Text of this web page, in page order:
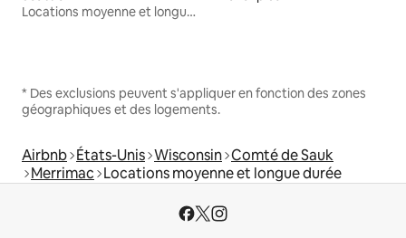
Locations moyenne et longue durée
* Des exclusions peuvent s'appliquer en fonction des zones
géographiques et des logements.
Airbnb États-Unis Wisconsin Comté de Sauk
Merrimac Locations moyenne et longue durée